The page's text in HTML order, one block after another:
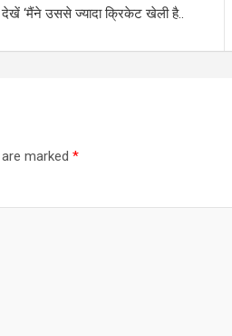
‘मैंने उससे ज्यादा क्रिकेट खेली है..
marked *